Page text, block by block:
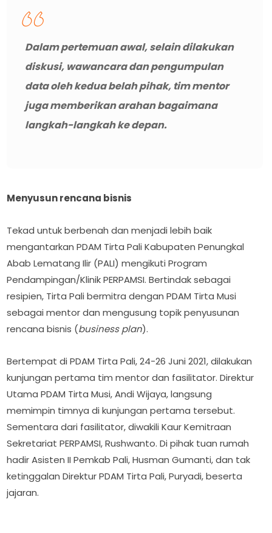
Dalam pertemuan awal, selain dilakukan
diskusi, wawancara dan pengumpulan
data oleh kedua belah pihak, tim mentor
juga memberikan arahan bagaimana
langkah-langkah ke depan.
Menyusun rencana bisnis
Tekad untuk berbenah dan menjadi lebih baik
mengantarkan PDAM Tirta Pali Kabupaten Penungkal
Abab Lematang Ilir (PALI) mengikuti Program
Pendampingan/Klinik PERPAMSI. Bertindak sebagai
resipien, Tirta Pali bermitra dengan PDAM Tirta Musi
sebagai mentor dan mengusung topik penyusunan
rencana bisnis (business plan).
Bertempat di PDAM Tirta Pali, 24-26 Juni 2021, dilakukan
kunjungan pertama tim mentor dan fasilitator. Direktur
Utama PDAM Tirta Musi, Andi Wijaya, langsung
memimpin timnya di kunjungan pertama tersebut.
Sementara dari fasilitator, diwakili Kaur Kemitraan
Sekretariat PERPAMSI, Rushwanto. Di pihak tuan rumah
hadir Asisten II Pemkab Pali, Husman Gumanti, dan tak
ketinggalan Direktur PDAM Tirta Pali, Puryadi, beserta
jajaran.